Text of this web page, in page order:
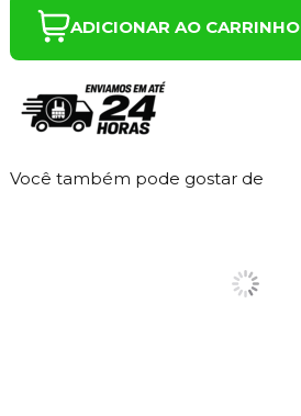
ADICIONAR AO CARRINHO
Você também pode gostar de